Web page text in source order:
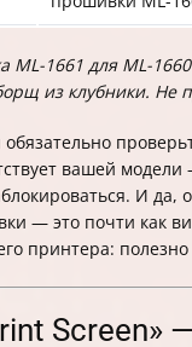
ML-1661 для ML-
из клубники. Не
вашей
И да,
— это почти как
принтера:
Screen»